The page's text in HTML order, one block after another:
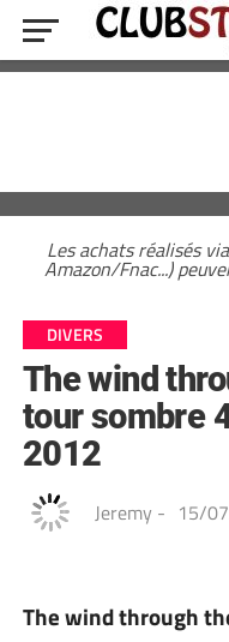
Les achats réalisés
Amazon/Fnac...)
DIVERS
The wind
tour sombre
2012
Jeremy - 15/
The wind through